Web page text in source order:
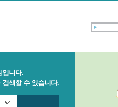
입니다.
색할 수 있습니다.